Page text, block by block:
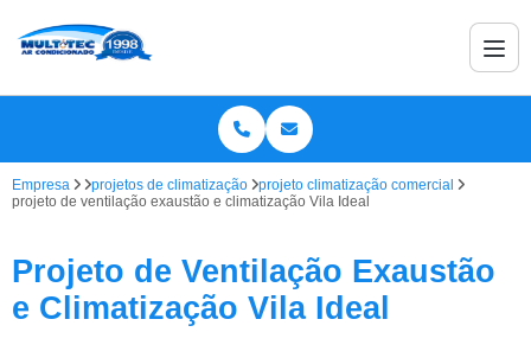
Empresa projetos de climatização
projeto climatização comercial
projeto de ventilação exaustão e climatização Vila Ideal
Projeto de Ventilação Exaustão
e Climatização Vila Ideal